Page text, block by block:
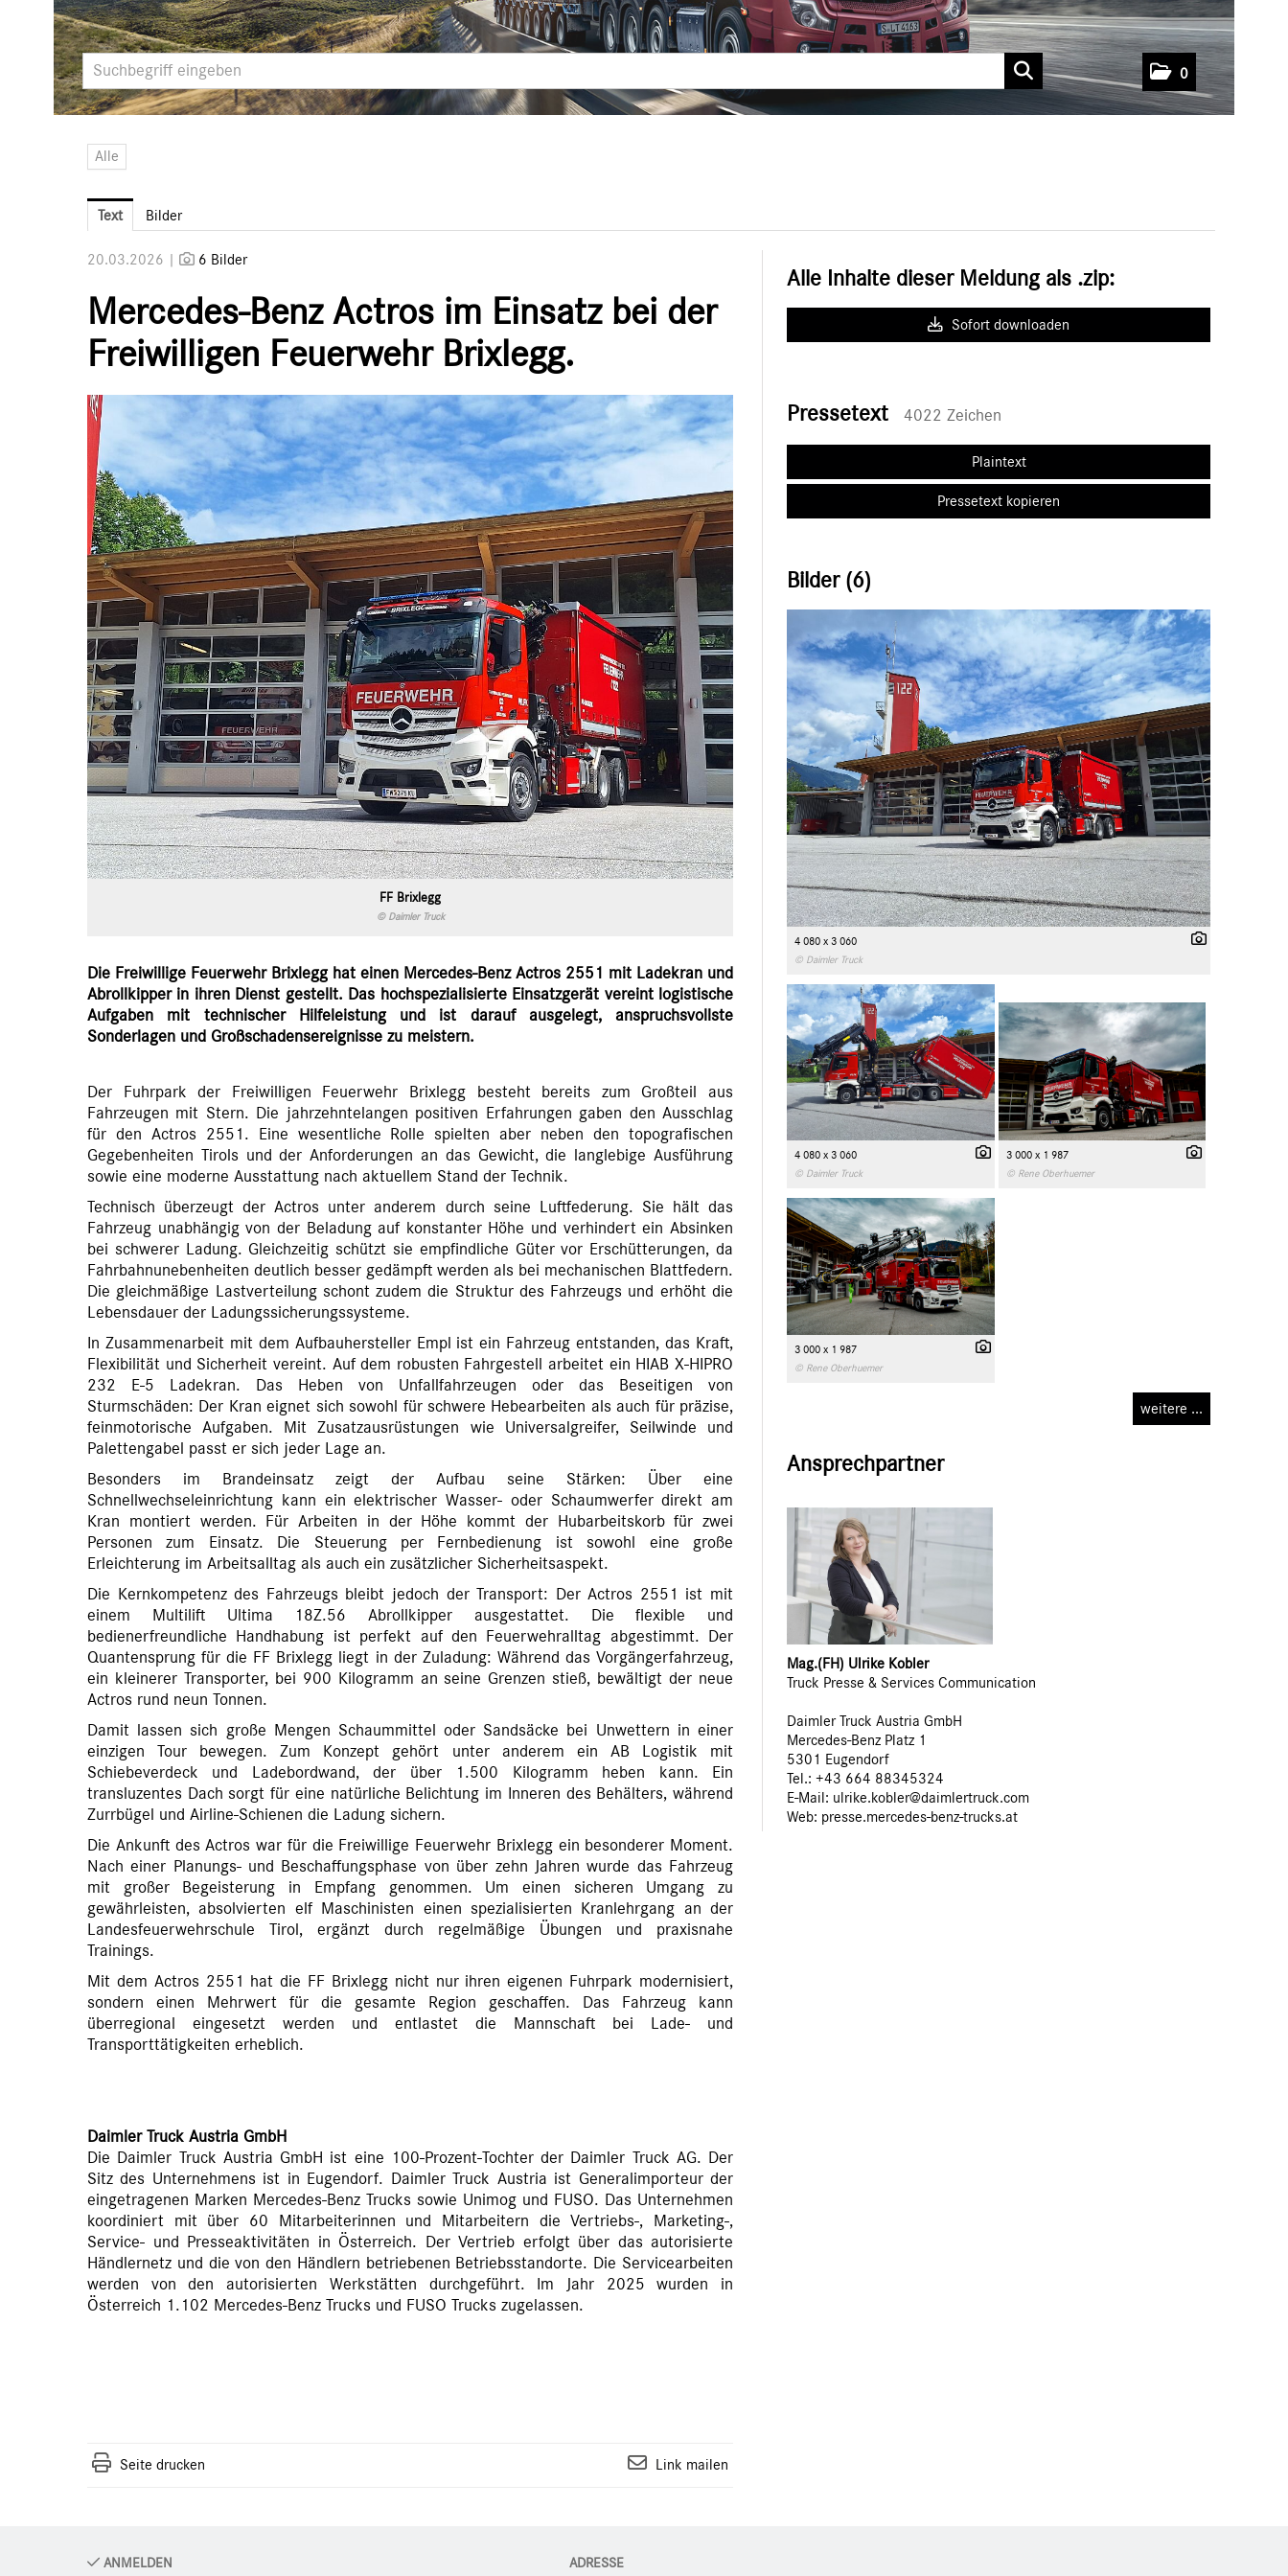
0
Alle
Text Bilder
20.03.2026 | 6 Bilder
Mercedes-Benz Actros im Einsatz bei der
Freiwilligen Feuerwehr Brixlegg.
FF Brixlegg
© Daimler Truck
Die Freiwillige Feuerwehr Brixlegg hat einen Mercedes-Benz Actros 2551 mit Ladekran und
Abrollkipper in ihren Dienst gestellt. Das hochspezialisierte Einsatzgerät vereint logistische
Aufgaben mit technischer Hilfeleistung und ist darauf ausgelegt, anspruchsvollste
Sonderlagen und Großschadensereignisse zu meistern.
Der Fuhrpark der Freiwilligen Feuerwehr Brixlegg besteht bereits zum Großteil aus
Fahrzeugen mit Stern. Die jahrzehntelangen positiven Erfahrungen gaben den Ausschlag
für den Actros 2551. Eine wesentliche Rolle spielten aber neben den topografischen
Gegebenheiten Tirols und der Anforderungen an das Gewicht, die langlebige Ausführung
sowie eine moderne Ausstattung nach aktuellem Stand der Technik.
Technisch überzeugt der Actros unter anderem durch seine Luftfederung. Sie hält das
Fahrzeug unabhängig von der Beladung auf konstanter Höhe und verhindert ein Absinken
bei schwerer Ladung. Gleichzeitig schützt sie empfindliche Güter vor Erschütterungen, da
Fahrbahnunebenheiten deutlich besser gedämpft werden als bei mechanischen Blattfedern.
Die gleichmäßige Lastverteilung schont zudem die Struktur des Fahrzeugs und erhöht die
Lebensdauer der Ladungssicherungssysteme.
In Zusammenarbeit mit dem Aufbauhersteller Empl ist ein Fahrzeug entstanden, das Kraft,
Flexibilität und Sicherheit vereint. Auf dem robusten Fahrgestell arbeitet ein HIAB X-HIPRO
232 E-5 Ladekran. Das Heben von Unfallfahrzeugen oder das Beseitigen von
Sturmschäden: Der Kran eignet sich sowohl für schwere Hebearbeiten als auch für präzise,
feinmotorische Aufgaben. Mit Zusatzausrüstungen wie Universalgreifer, Seilwinde und
Palettengabel passt er sich jeder Lage an.
Besonders im Brandeinsatz zeigt der Aufbau seine Stärken: Über eine
Schnellwechseleinrichtung kann ein elektrischer Wasser- oder Schaumwerfer direkt am
Kran montiert werden. Für Arbeiten in der Höhe kommt der Hubarbeitskorb für zwei
Personen zum Einsatz. Die Steuerung per Fernbedienung ist sowohl eine große
Erleichterung im Arbeitsalltag als auch ein zusätzlicher Sicherheitsaspekt.
Die Kernkompetenz des Fahrzeugs bleibt jedoch der Transport: Der Actros 2551 ist mit
einem Multilift Ultima 18Z.56 Abrollkipper ausgestattet. Die flexible und
bedienerfreundliche Handhabung ist perfekt auf den Feuerwehralltag abgestimmt. Der
Quantensprung für die FF Brixlegg liegt in der Zuladung: Während das Vorgängerfahrzeug,
ein kleinerer Transporter, bei 900 Kilogramm an seine Grenzen stieß, bewältigt der neue
Actros rund neun Tonnen.
Damit lassen sich große Mengen Schaummittel oder Sandsäcke bei Unwettern in einer
einzigen Tour bewegen. Zum Konzept gehört unter anderem ein AB Logistik mit
Schiebeverdeck und Ladebordwand, der über 1.500 Kilogramm heben kann. Ein
transluzentes Dach sorgt für eine natürliche Belichtung im Inneren des Behälters, während
Zurrbügel und Airline-Schienen die Ladung sichern.
Die Ankunft des Actros war für die Freiwillige Feuerwehr Brixlegg ein besonderer Moment.
Nach einer Planungs- und Beschaffungsphase von über zehn Jahren wurde das Fahrzeug
mit großer Begeisterung in Empfang genommen. Um einen sicheren Umgang zu
gewährleisten, absolvierten elf Maschinisten einen spezialisierten Kranlehrgang an der
Landesfeuerwehrschule Tirol, ergänzt durch regelmäßige Übungen und praxisnahe
Trainings.
Mit dem Actros 2551 hat die FF Brixlegg nicht nur ihren eigenen Fuhrpark modernisiert,
sondern einen Mehrwert für die gesamte Region geschaffen. Das Fahrzeug kann
überregional eingesetzt werden und entlastet die Mannschaft bei Lade- und
Transporttätigkeiten erheblich.
Daimler Truck Austria GmbH
Die Daimler Truck Austria GmbH ist eine 100-Prozent-Tochter der Daimler Truck AG. Der
Sitz des Unternehmens ist in Eugendorf. Daimler Truck Austria ist Generalimporteur der
eingetragenen Marken Mercedes-Benz Trucks sowie Unimog und FUSO. Das Unternehmen
koordiniert mit über 60 Mitarbeiterinnen und Mitarbeitern die Vertriebs-, Marketing-,
Service- und Presseaktivitäten in Österreich. Der Vertrieb erfolgt über das autorisierte
Händlernetz und die von den Händlern betriebenen Betriebsstandorte. Die Servicearbeiten
werden von den autorisierten Werkstätten durchgeführt. Im Jahr 2025 wurden in
Österreich 1.102 Mercedes-Benz Trucks und FUSO Trucks zugelassen.
Seite drucken Link mailen
Alle Inhalte dieser Meldung als .zip:
Sofort downloaden
Pressetext 4022 Zeichen
Plaintext
Pressetext kopieren
Bilder (6)
4 080 x 3 060
© Daimler Truck
4 080 x 3 060
© Daimler Truck
3 000 x 1 987
© Rene Oberhuemer
3 000 x 1 987
© Rene Oberhuemer
weitere ...
Ansprechpartner
Mag.(FH) Ulrike Kobler
Truck Presse & Services Communication
Daimler Truck Austria GmbH
Mercedes-Benz Platz 1
5301 Eugendorf
Tel.: +43 664 88345324
E-Mail: ulrike.kobler@daimlertruck.com
Web: presse.mercedes-benz-trucks.at
ANMELDEN ADRESSE